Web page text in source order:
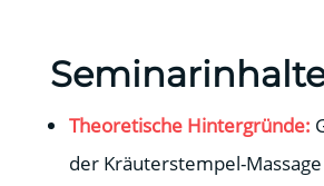
Theoretische Hintergründe:
der Kräuterstempel-